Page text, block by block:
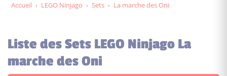
Accueil › LEGO Ninjago › Sets › La marche des Oni
Liste des Sets LEGO Ninjago La
marche des Oni